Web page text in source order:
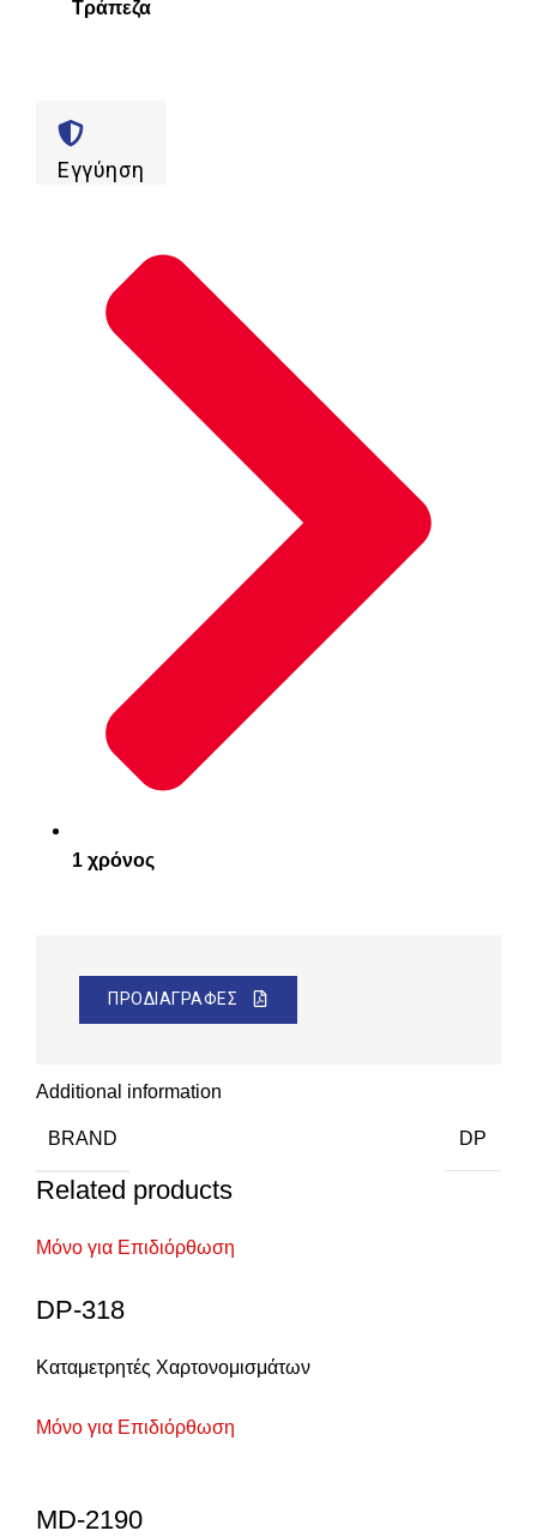
Τράπεζα
Εγγύηση
1 χρόνος
ΠΡΟΔΙΑΓΡΑΦΕΣ
Additional information
BRAND DP
Related products
Μόνο για Επιδιόρθωση
DP-318
Καταμετρητές Χαρτονομισμάτων
Μόνο για Επιδιόρθωση
MD-2190